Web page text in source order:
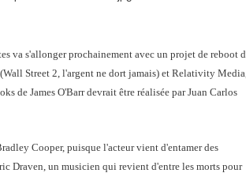
va s'allonger prochainement avec un projet de reboot
Street 2, l'argent ne dort jamais) et Relativity
de James O'Barr devrait être réalisée par Juan Carlos
Cooper, puisque l'acteur vient d'entamer des
Draven, un musicien qui revient d'entre les morts pour